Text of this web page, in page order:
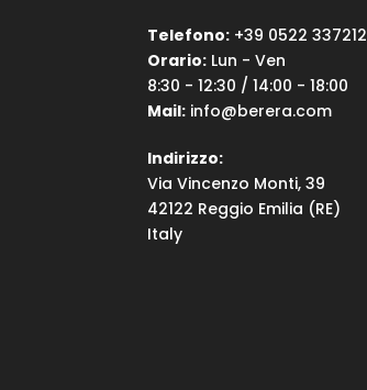
Telefono: +39 0522 337212
Orario: Lun - Ven
8:30 - 12:30 / 14:00 - 18:00
Mail: info@berera.com
Indirizzo:
Via Vincenzo Monti, 39
42122 Reggio Emilia (RE)
Italy